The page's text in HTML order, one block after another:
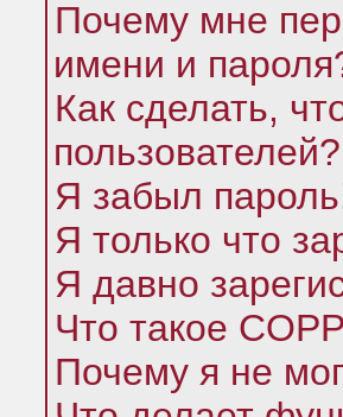
Почему мне
имени и
Как сделать,
пользователей?
Я забыл
Я только что
Я давно
Что такое
Почему я не